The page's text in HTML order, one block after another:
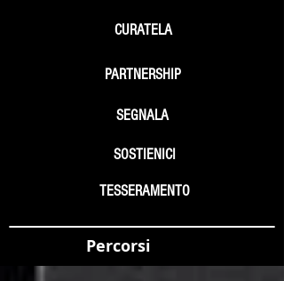
SEGNALA
SOSTIENICI
PARTNERSHIP
TESSERAMENTO
CURATELA
Percorsi